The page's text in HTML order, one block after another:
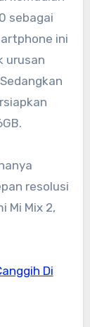
sebagai
ini
urusan
resolusi
Mi Mix 2,
Di